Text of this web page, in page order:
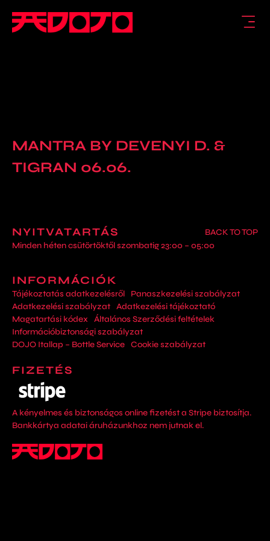
MANTRA BY DEVENYI D. &
TIGRAN 06.06.
NYITVATARTÁS
BACK TO TOP
Minden héten csütörtöktől szombatig 23:00 – 05:00
INFORMÁCIÓK
Tájékoztatás adatkezelésről
Panaszkezelési szabályzat
Adatkezelési szabályzat Adatkezelési tájékoztató
Magatartási kódex Általános Szerződési feltételek
Információbiztonsági szabályzat
DOJO Itallap – Bottle Service Cookie szabályzat
FIZETÉS
A kényelmes és biztonságos online fizetést a Stripe biztosítja.
Bankkártya adatai áruházunkhoz nem jutnak el.